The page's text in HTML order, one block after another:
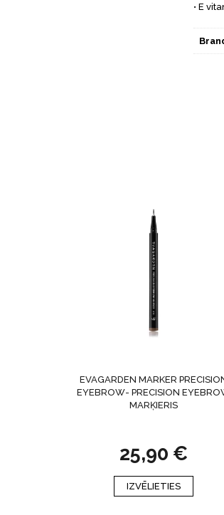
• E
EVAGARDEN MARKER
EYEBROW- PRECISION
MARĶIERIS
25,90 €
IZVĒLIETIES
has